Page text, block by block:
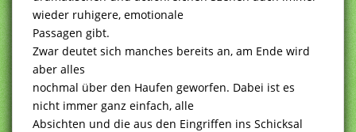
wieder ruhigere, emotionale
Passagen gibt.
Zwar deutet sich manches bereits an, am Ende wird
aber alles
nochmal über den Haufen geworfen. Dabei ist es
nicht immer ganz einfach, alle
Absichten und die aus den Eingriffen ins Schicksal